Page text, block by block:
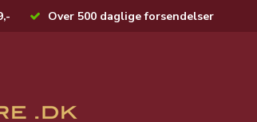
Over 500 daglige forsendelser